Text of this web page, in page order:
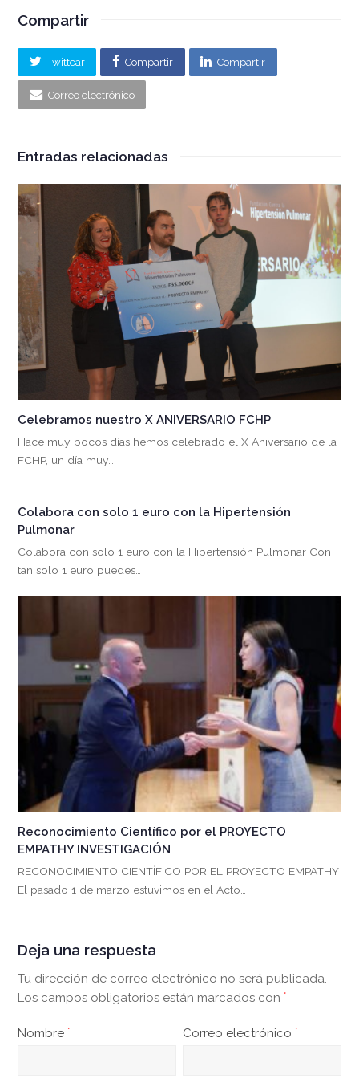
Compartir
Twittear Compartir Compartir
Correo electrónico
Entradas relacionadas
Celebramos nuestro X ANIVERSARIO FCHP
Hace muy pocos días hemos celebrado el X Aniversario de la
FCHP, un día muy…
Colabora con solo 1 euro con la Hipertensión
Pulmonar
Colabora con solo 1 euro con la Hipertensión Pulmonar Con
tan solo 1 euro puedes…
Reconocimiento Científico por el PROYECTO
EMPATHY INVESTIGACIÓN
RECONOCIMIENTO CIENTÍFICO POR EL PROYECTO EMPATHY
El pasado 1 de marzo estuvimos en el Acto…
Deja una respuesta
Tu dirección de correo electrónico no será publicada.
Los campos obligatorios están marcados con*
Nombre* Correo electrónico*